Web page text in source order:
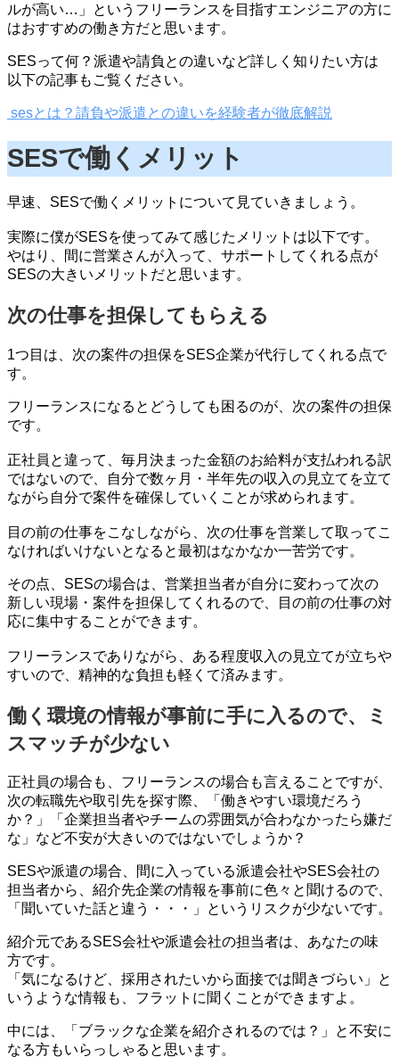
ルが高い…」というフリーランスを目指すエンジニアの方に
はおすすめの働き方だと思います。
SESって何？派遣や請負との違いなど詳しく知りたい方は
以下の記事もご覧ください。
sesとは？請負や派遣との違いを経験者が徹底解説
SESで働くメリット
早速、SESで働くメリットについて見ていきましょう。
実際に僕がSESを使ってみて感じたメリットは以下です。
やはり、間に営業さんが入って、サポートしてくれる点が
SESの大きいメリットだと思います。
次の仕事を担保してもらえる
1つ目は、次の案件の担保をSES企業が代行してくれる点で
す。
フリーランスになるとどうしても困るのが、次の案件の担保
です。
正社員と違って、毎月決まった金額のお給料が支払われる訳
ではないので、自分で数ヶ月・半年先の収入の見立てを立て
ながら自分で案件を確保していくことが求められます。
目の前の仕事をこなしながら、次の仕事を営業して取ってこ
なければいけないとなると最初はなかなか一苦労です。
その点、SESの場合は、営業担当者が自分に変わって次の
新しい現場・案件を担保してくれるので、目の前の仕事の対
応に集中することができます。
フリーランスでありながら、ある程度収入の見立てが立ちや
すいので、精神的な負担も軽くて済みます。
働く環境の情報が事前に手に入るので、ミ
スマッチが少ない
正社員の場合も、フリーランスの場合も言えることですが、
次の転職先や取引先を探す際、「働きやすい環境だろう
か？」「企業担当者やチームの雰囲気が合わなかったら嫌だ
な」など不安が大きいのではないでしょうか？
SESや派遣の場合、間に入っている派遣会社やSES会社の
担当者から、紹介先企業の情報を事前に色々と聞けるので、
「聞いていた話と違う・・・」というリスクが少ないです。
紹介元であるSES会社や派遣会社の担当者は、あなたの味
方です。
「気になるけど、採用されたいから面接では聞きづらい」と
いうような情報も、フラットに聞くことができますよ。
中には、「ブラックな企業を紹介されるのでは？」と不安に
なる方もいらっしゃると思います。